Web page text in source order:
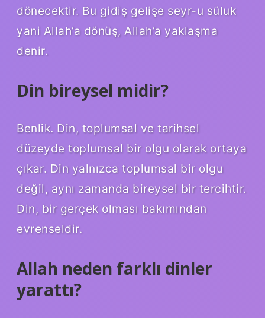
dönecektir. Bu gidiş gelişe seyr-u süluk
yani Allah’a dönüş, Allah’a yaklaşma
denir.
Din bireysel midir?
Benlik. Din, toplumsal ve tarihsel
düzeyde toplumsal bir olgu olarak ortaya
çıkar. Din yalnızca toplumsal bir olgu
değil, aynı zamanda bireysel bir tercihtir.
Din, bir gerçek olması bakımından
evrenseldir.
Allah neden farklı dinler
yarattı?